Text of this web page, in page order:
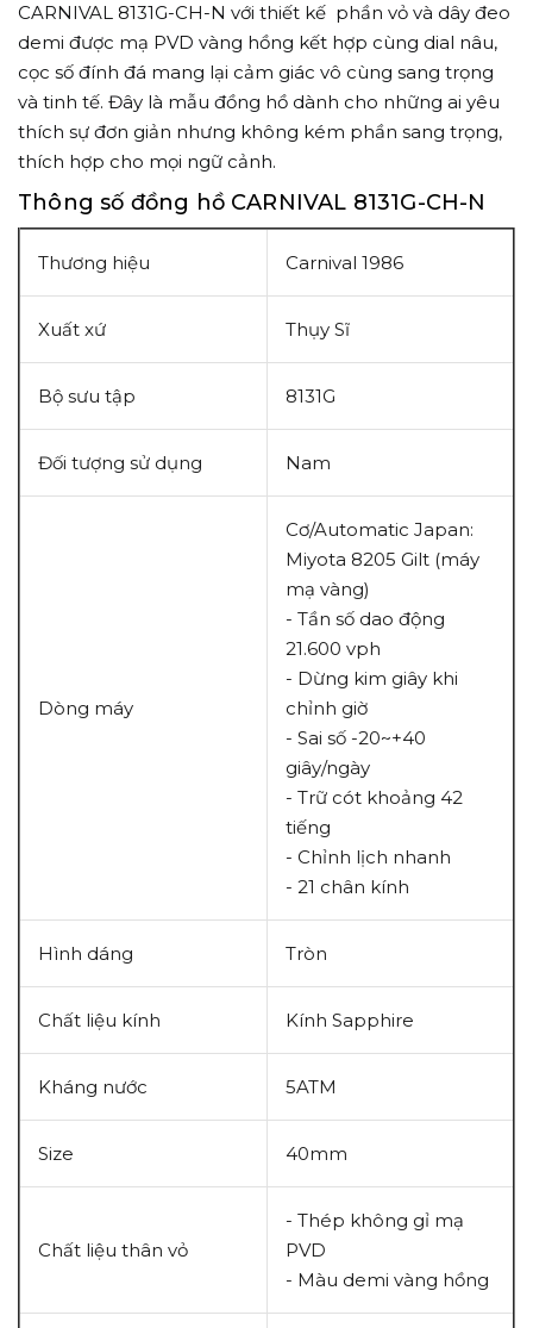
CARNIVAL 8131G-CH-N với thiết kế phần vỏ và dây đeo
demi được mạ PVD vàng hồng kết hợp cùng dial nâu,
cọc số đính đá mang lại cảm giác vô cùng sang trọng
và tinh tế. Đây là mẫu đồng hồ dành cho những ai yêu
thích sự đơn giản nhưng không kém phần sang trọng,
thích hợp cho mọi ngữ cảnh.
Thông số đồng hồ CARNIVAL 8131G-CH-N
Thương hiệu Carnival 1986
Xuất xứ Thụy Sĩ
Bộ sưu tập 8131G
Đối tượng sử dụng Nam
Dòng máy
Cơ/Automatic Japan:
Miyota 8205 Gilt (máy
mạ vàng)
- Tần số dao động
21.600 vph
- Dừng kim giây khi
chỉnh giờ
- Sai số -20~+40
giây/ngày
- Trữ cót khoảng 42
tiếng
- Chỉnh lịch nhanh
- 21 chân kính
Hình dáng Tròn
Chất liệu kính Kính Sapphire
Kháng nước 5ATM
Size 40mm
Chất liệu thân vỏ
- Thép không gỉ mạ
PVD
- Màu demi vàng hồng